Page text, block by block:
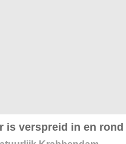
is verspreid in en